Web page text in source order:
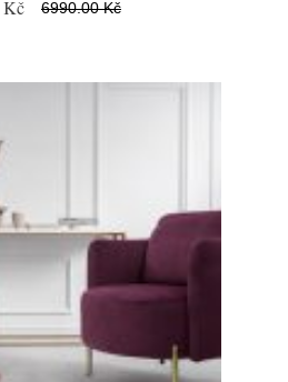
Kč 6990.00 Kč